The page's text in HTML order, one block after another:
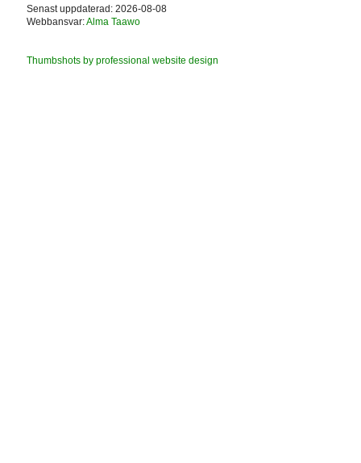
Senast uppdaterad: 2026-08-08
Webbansvar:Alma Taawo
Thumbshots by professional website design